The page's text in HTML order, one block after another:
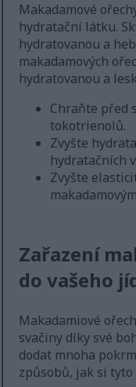
Makadamové
hydratační látku.
hydratovanou a
makadamových
hydratovanou a
Chraňte před
tokotrienolů.
Zvyšte
hydratačních
Zvyšte
Zařazení
do vašeho
Makadamiové
svačiny díky své
dodat mnoha
způsobů, jak si